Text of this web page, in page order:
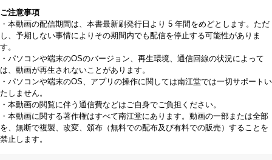
ご注意事項
・本動画の配信期間は、本書最新刷発行日より 5 年間をめどとします。ただ
し、予期しない事情によりその期間内でも配信を停止する可能性がありま
す。
・パソコンや端末のOSのバージョン、再生環境、通信回線の状況によって
は、動画が再生されないことがあります。
・パソコンや端末のOS、アプリの操作に関しては南江堂では一切サポートい
たしません。
・本動画の閲覧に伴う通信費などはご自身でご負担ください。
・本動画に関する著作権はすべて南江堂にあります。動画の一部または全部
を、無断で複製、改変、頒布（無料での配布及び有料での販売）することを
禁止します。